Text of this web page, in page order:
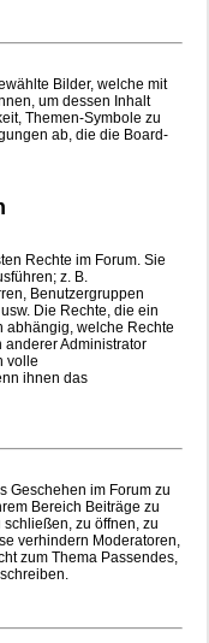
Bilder, welche mit
um dessen Inhalt
Themen-Symbole zu
ab, die die Board-
Rechte im Forum. Sie
z. B.
Benutzergruppen
Die Rechte, die ein
abhängig, welche Rechte
Administrator
volle
ihnen das
Geschehen im Forum zu
Bereich Beiträge zu
zu öffnen, zu
verhindern Moderatoren,
zum Thema Passendes,